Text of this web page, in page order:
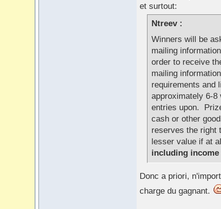
et surtout:
Ntreev :
Winners will be
mailing
order to receive
mailing
requirements and
approximately 6-8
entries upon.
cash or other
reserves the right
lesser value if at
including
Donc a priori,
charge du gagnant.